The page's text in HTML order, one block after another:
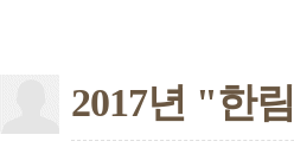
2017년 "한